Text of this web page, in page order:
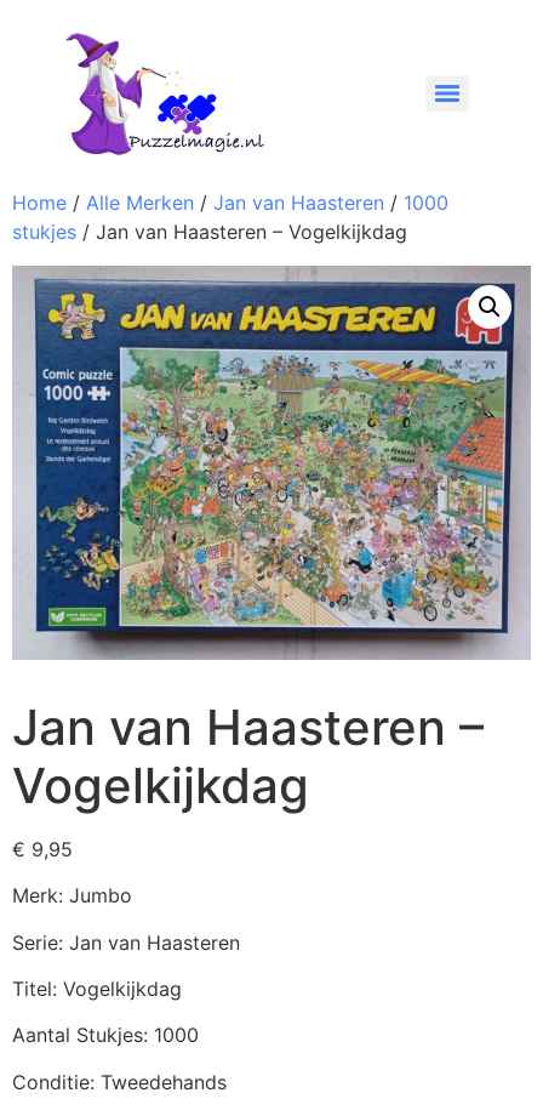
Home / Alle Merken / Jan van Haasteren / 1000
stukjes / Jan van Haasteren – Vogelkijkdag
Jan van Haasteren –
Vogelkijkdag
€ 9,95
Merk: Jumbo
Serie: Jan van Haasteren
Titel: Vogelkijkdag
Aantal Stukjes: 1000
Conditie: Tweedehands